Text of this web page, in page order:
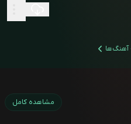
مشاهده کامل